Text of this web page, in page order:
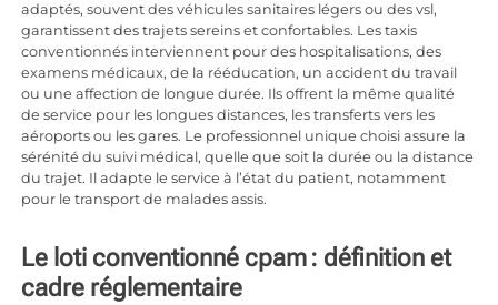
adaptés, souvent des véhicules sanitaires légers ou des vsl,
garantissent des trajets sereins et confortables. Les taxis
conventionnés interviennent pour des hospitalisations, des
examens médicaux, de la rééducation, un accident du travail
ou une affection de longue durée. Ils offrent la même qualité
de service pour les longues distances, les transferts vers les
aéroports ou les gares. Le professionnel unique choisi assure la
sérénité du suivi médical, quelle que soit la durée ou la distance
du trajet. Il adapte le service à l’état du patient, notamment
pour le transport de malades assis.
Le loti conventionné cpam : définition et
cadre réglementaire